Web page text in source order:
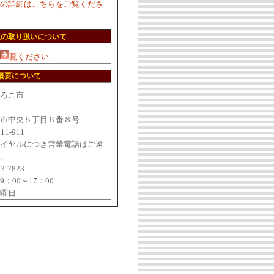
詳細はこちらをご覧くださ
取り扱いについて
覧ください
要について
こ市
中央５丁目６番８号
911
ヤルにつき営業電話はご遠
7823
00～17：00
日